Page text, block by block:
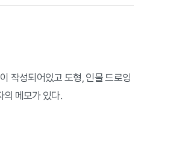
작성되어있고 도형, 인물 드로잉
의 메모가 있다.